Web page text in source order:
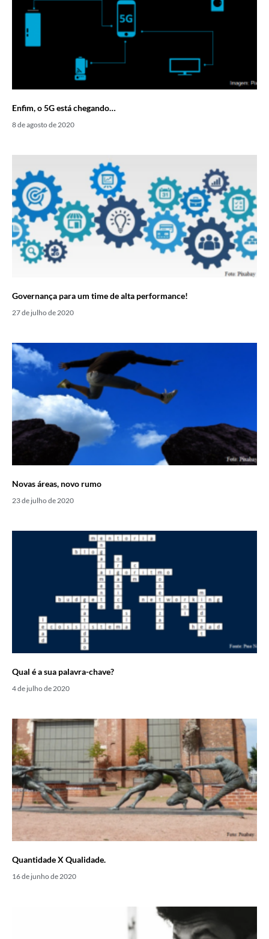
Enfim, o 5G está chegando…
8 de agosto de 2020
Governança para um time de alta performance!
27 de julho de 2020
Novas áreas, novo rumo
23 de julho de 2020
Qual é a sua palavra-chave?
4 de julho de 2020
Quantidade X Qualidade.
16 de junho de 2020